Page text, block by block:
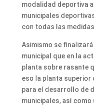
modalidad deportiva
municipales
con todas las
Asimismo se
municipal que en la
planta sobre rasante
eso la planta superior
para el desarrollo de
municipales, así